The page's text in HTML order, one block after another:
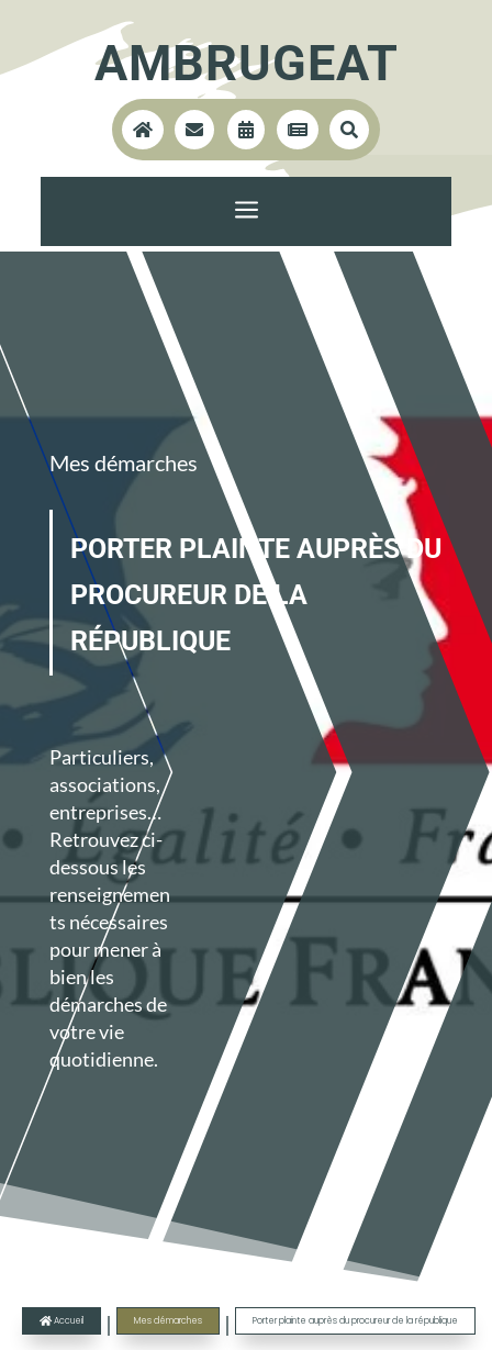
AMBRUGEAT
    
a
Mes démarches
PORTER PLAINTE AUPRÈS DU
PROCUREUR DE LA
RÉPUBLIQUE
Particuliers,
associations,
entreprises…
Retrouvez ci-
dessous les
renseignemen
ts nécessaires
pour mener à
bien les
démarches de
votre vie
quotidienne.
 Accueil | Mes démarches | Porter plainte auprès du procureur de la république